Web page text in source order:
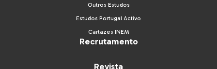
Outros Estudos
Estudos Portugal Activo
Cartazes INEM
Recrutamento
Revista